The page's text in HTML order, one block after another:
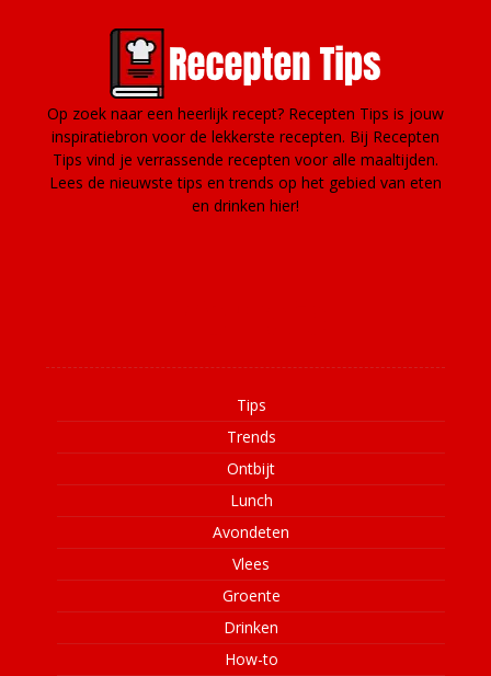
Op zoek naar een heerlijk recept? Recepten Tips is jouw
inspiratiebron voor de lekkerste recepten. Bij Recepten
Tips vind je verrassende recepten voor alle maaltijden.
Lees de nieuwste tips en trends op het gebied van eten
en drinken hier!
Tips
Trends
Ontbijt
Lunch
Avondeten
Vlees
Groente
Drinken
How-to